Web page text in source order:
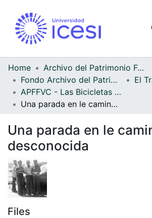
Home
Archivo del Patrimonio Fotográfico y Fílmico del Valle del Cauca
Fondo Archivo del Patrimonio Fotográfico y Fílmico del Valle del Cauca
El
APFFVC - Las Bicicletas y Ca - Patrimonial
Una parada en le camino, fecha desconocida
Una parada en le
desconocida
Files